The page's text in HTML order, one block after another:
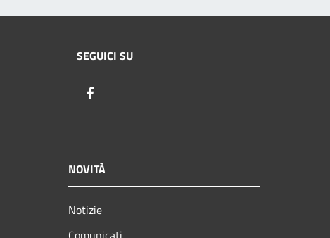
SEGUICI SU
NOVITÀ
Notizie